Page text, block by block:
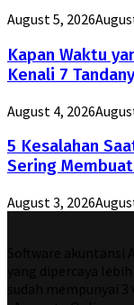
August 5, 2026
Kapan Waktu
Kenali 7
August 4, 2026
5 Kesalahan
Sering
August 3, 2026